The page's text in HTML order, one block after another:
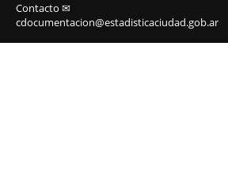
Contacto ✉
cdocumentacion@estadisticaciudad.gob.ar